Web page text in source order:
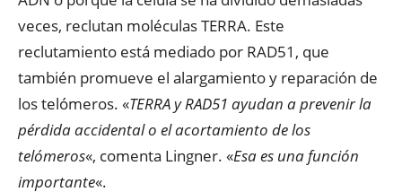
veces, reclutan moléculas TERRA. Este
reclutamiento está mediado por RAD51, que
también promueve el alargamiento y reparación de
los telómeros. «TERRA y RAD51 ayudan a prevenir la
pérdida accidental o el acortamiento de los
telómeros«, comenta Lingner. «Esa es una función
importante«.